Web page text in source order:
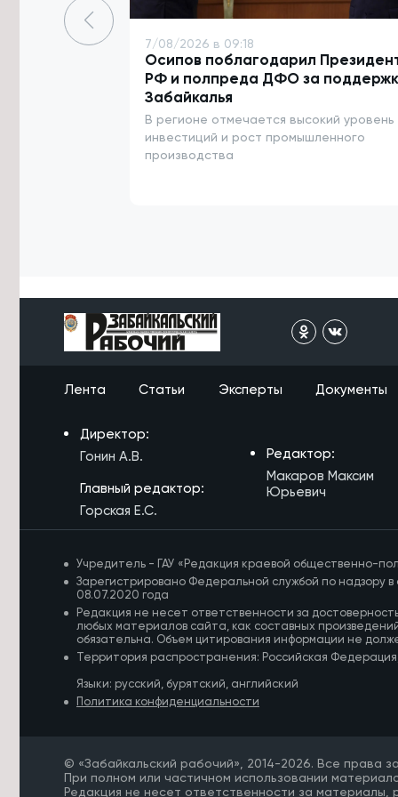
7/08/2026 в 14:23
Житель Архангельска похитил 13 млн
рублей у родственников бойцов
СВО в Забайкалье
7/08/2026 в 14:12
Капремонт детсадов и школ в
Забайкалье почти завершился в
этом году
Пострадавшего от удара током на
ж/д в Забайкалье подростка
транспортируют в Москву
Путешествовать по Забайкалью на
машине станет комфортнее
7/08/2026 в 12:29
Более 300 млрд рублей направлено
на развитие Читы и Краснокаменска
Забайкальский тренер рассказала,
7/08/2026 в 11:42
Уровень пожарной опасности
снизился в Забайкалье
7/08/2026 в 11:16
Более 4 тысяч детей и взрослых в
Забайкалье занимаются
киокусинкай каратэ
«Удоканская медь» рассказала о
работе системы «Кайдзен» в
7/08/2026 в 09:18
Осипов поблагодарил
РФ и полпреда ДФО за
Забайкалья
В регионе отмечается высокий уровень
инвестиций и рост промышленного
производства
Лента Статьи Эксперты Документы
Директор:
Гонин А.В.
Главный редактор:
Горская Е.С.
Редактор:
Макаров Максим
Юрьевич
Учредитель - ГАУ «Редакция краевой общественно-
Зарегистрировано Федеральной службой по надзору
08.07.2020 года
Редакция не несет ответственности за
любых материалов сайта, как составных
обязательна. Объем цитирования информации не
Территория распространения: Российская
Языки: русский, бурятский, английский
Политика конфиденциальности
© «Забайкальский рабочий», 2014-2026. Все права
При полном или частичном использовании
Редакция не несет ответственности за материалы,